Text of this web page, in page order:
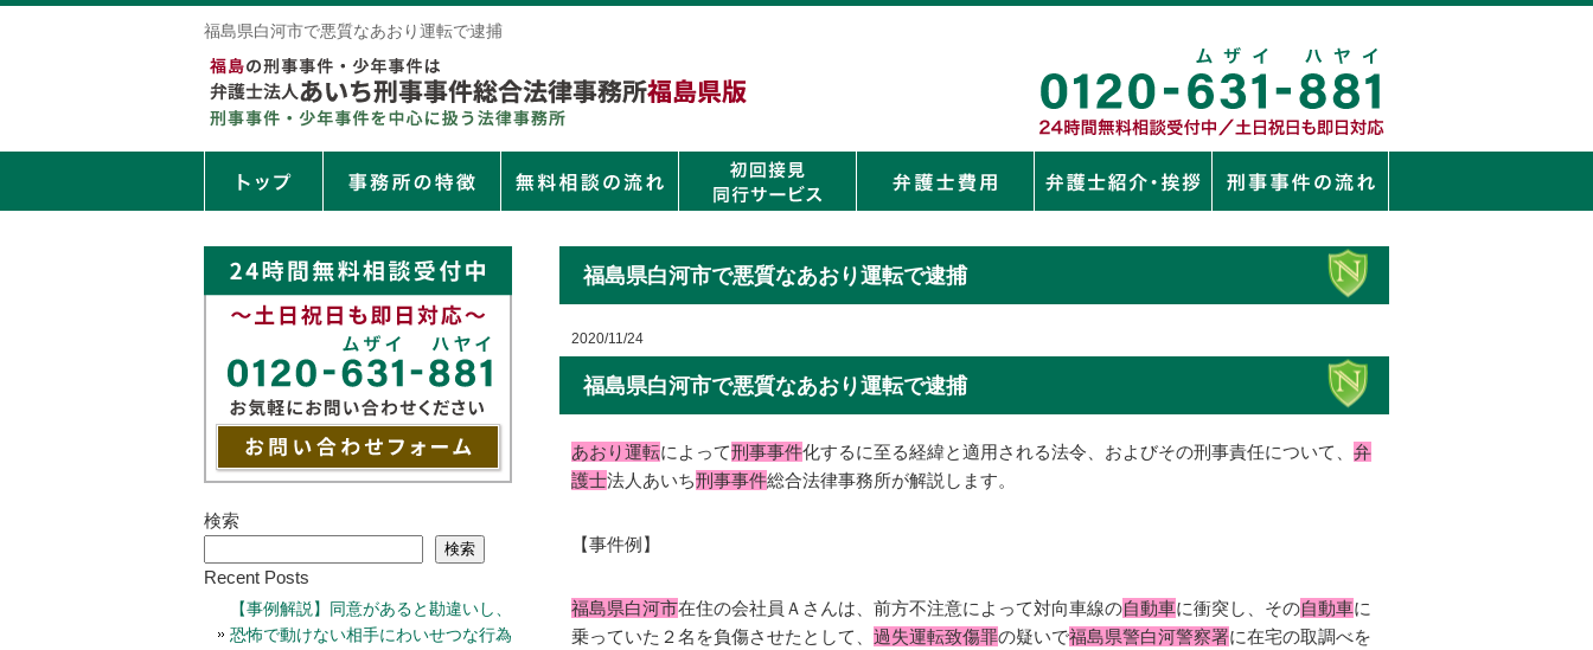
福島県白河市で悪質なあおり運転で逮捕
福島県白河市で悪質なあおり運転で逮捕
2020/11/24
福島県白河市で悪質なあおり運転で逮捕
あおり運転によって刑事事件化するに至る経緯と適用される法令、およびその刑事責任について、 弁
護士法人あいち刑事事件総合法律事務所が解説します。
【事件例】
福島県白河市在住の会社員Ａさんは、前方不注意によって対向車線の自動車に衝突し、その自動車に
乗っていた２名を負傷させたとして、 過失運転致傷罪の疑いで福島県警白河警察署に在宅の取調べを
検索
検索
Recent Posts
【事例解説】同意があると勘違いし、
恐怖で動けない相手にわいせつな行為